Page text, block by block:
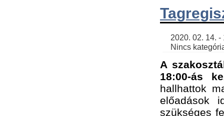
Nincs
A
18:00-ás
hallhattok
előadások
szükséges